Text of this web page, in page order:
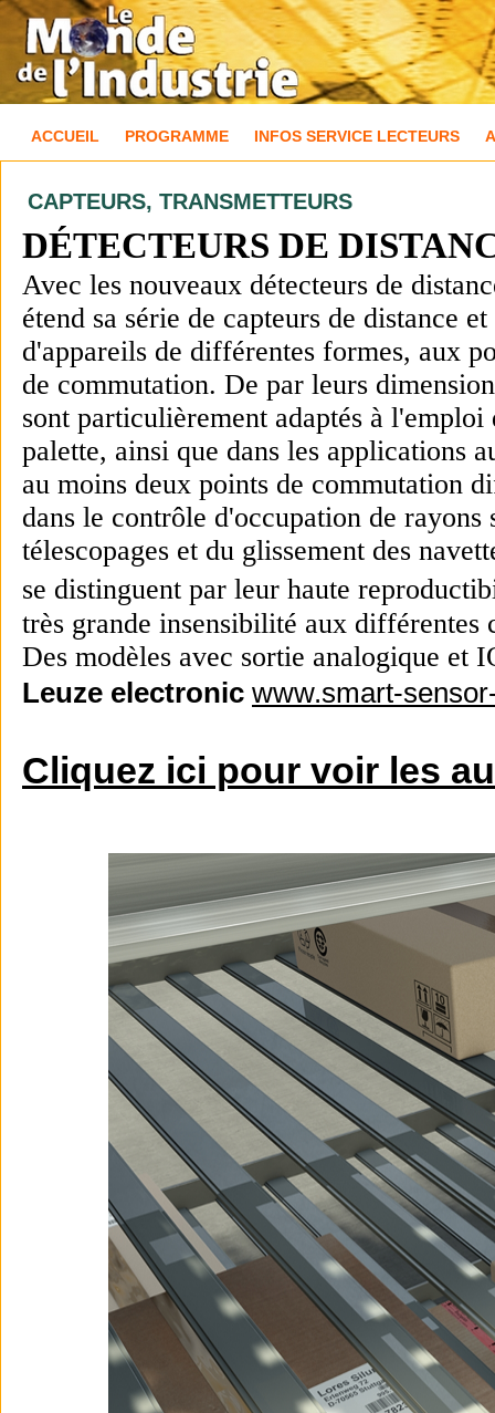
ACCUEIL PROGRAMME INFOS SERVICE LECTEURS
CAPTEURS, TRANSMETTEURS
DÉTECTEURS DE
Avec les nouveaux détecteurs de
étend sa série de capteurs de distance
d'appareils de différentes formes, aux
de commutation. De par leurs
sont particulièrement adaptés à l'emploi
palette, ainsi que dans les applications
au moins deux points de commutation
dans le contrôle d'occupation de
télescopages et du glissement des
se distinguent par leur haute
très grande insensibilité aux différentes
Des modèles avec sortie analogique et
Leuze electronic www.smart-
Cliquez ici pour voir les